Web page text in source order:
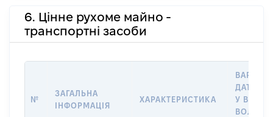
6. Цінне рухоме майно -
транспортні засоби
№
ЗАГАЛЬНА
ІНФОРМАЦІЯ
ХАРАКТЕРИСТИКА
ДАТУ
У